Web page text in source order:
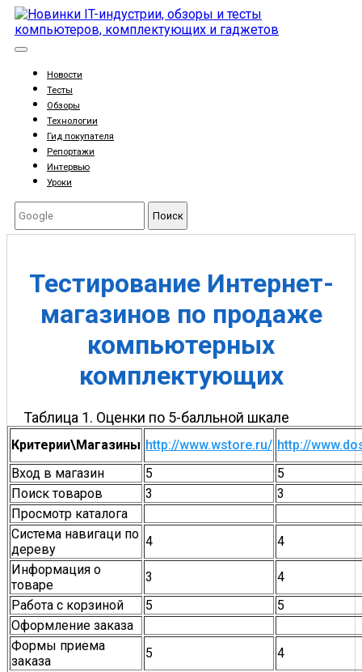
Новости
Тесты
Обзоры
Технологии
Гид покупателя
Репортажи
Интервью
Уроки
Поиск
Тестирование Интернет-
магазинов по продаже
компьютерных
комплектующих
Таблица 1. Оценки по 5-балльной шкале
Критерии\Магазины http://www.wstore.ru/ http://
Вход в магазин
5
5
Поиск товаров
3
3
Просмотр каталога
Система навигаци по
дереву
4
4
Информация о
товаре
3
4
Работа с корзиной
5
5
Оформление заказа
Формы приема
заказа
5
4